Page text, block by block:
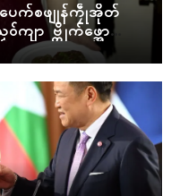
ပေက်စဖျုန်ကၠဵုအိုတ်
ာ ဗ္တိုက်ဖ္အော